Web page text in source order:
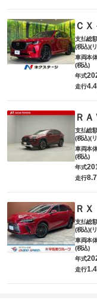
ＣＸ
支払総
(税込)(
車両本
(税込)
年式
走行
ＲＡ
支払総
(税込)(
車両本
(税込)
年式
走行
ＲＸ
支払総
(税込)(
車両本
(税込)
年式
走行